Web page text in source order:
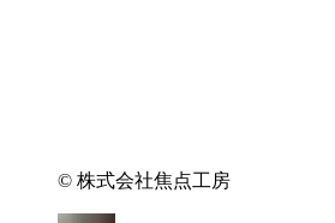
© 株式会社焦点工房